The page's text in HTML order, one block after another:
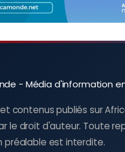
contenus publiés sur
le droit d'auteur. Toute
préalable est interdite.